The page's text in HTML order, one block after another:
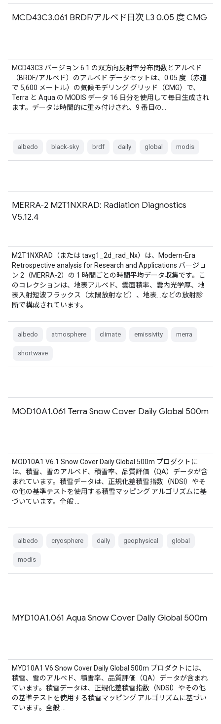
MCD43C3.061 BRDF/アルベド日次 L3 0.05 度 CMG
MCD43C3 バージョン 6.1 の双方向反射率分布関数とアルベド
（BRDF/アルベド）のアルベド データセットは、0.05 度（赤道
で 5,600 メートル）の気候モデリング グリッド（CMG）で、
Terra と Aqua の MODIS データ 16 日分を使用して毎日生成され
ます。データは時間的に重み付けされ、9 番目の…
albedo black-sky brdf daily global modis
MERRA-2 M2T1NXRAD: Radiation Diagnostics
V5.12.4
M2T1NXRAD（または tavg1_2d_rad_Nx）は、Modern-Era
Retrospective analysis for Research and Applications バージョ
ン 2（MERRA-2）の 1 時間ごとの時間平均データ収集です。こ
のコレクションは、地表アルベド、雲面積率、雲内光学厚、地
表入射短波フラックス（太陽放射など）、地表…などの放射診
断で構成されています。
albedo atmosphere climate emissivity merra
shortwave
MOD10A1.061 Terra Snow Cover Daily Global 500m
MOD10A1 V6.1 Snow Cover Daily Global 500m プロダクトに
は、積雪、雪のアルベド、積雪率、品質評価（QA）データが含
まれています。積雪データは、正規化差積雪指数（NDSI）やそ
の他の基準テストを使用する積雪マッピング アルゴリズムに基
づいています。全般 …
albedo cryosphere daily geophysical global
modis
MYD10A1.061 Aqua Snow Cover Daily Global 500m
MYD10A1 V6 Snow Cover Daily Global 500m プロダクトには、
積雪、雪のアルベド、積雪率、品質評価（QA）データが含まれ
ています。積雪データは、正規化差積雪指数（NDSI）やその他
の基準テストを使用する積雪マッピング アルゴリズムに基づい
ています。全般 …